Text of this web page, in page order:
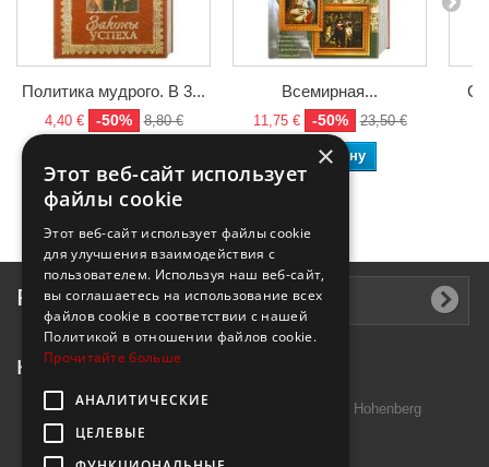
Политика мудрого. В 3...
4,40 € -50% 8,80 €
Всемирная...
11,75 € -50% 23,50 €
В корзину
Рассылка
Контактная информация
Introtek GmbH, Hutschenreuther Str. 13 95691 Hohenberg
Deutschland
×
Этот веб-сайт использует
файлы cookie
Этот веб-сайт использует файлы cookie
для улучшения взаимодействия с
пользователем. Используя наш веб-сайт,
вы соглашаетесь на использование всех
файлов cookie в соответствии с нашей
Политикой в ​​отношении файлов cookie.
Прочитайте больше
АНАЛИТИЧЕСКИЕ
ЦЕЛЕВЫЕ